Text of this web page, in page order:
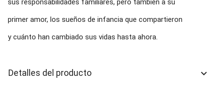
sus responsabilidades familiares, pero también a su
primer amor, los sueños de infancia que compartieron
y cuánto han cambiado sus vidas hasta ahora.
Detalles del producto keyboard_arrow_down